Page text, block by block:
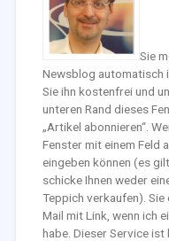
Sie
Newsblog automatisch
Sie ihn kostenfrei und
unteren Rand dieses
„Artikel abonnieren“.
Fenster mit einem Feld
eingeben können (es
schicke Ihnen weder
Teppich verkaufen). Sie
Mail mit Link, wenn ich
habe. Dieser Service ist